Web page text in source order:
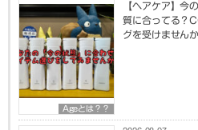
Ageとは？？
【ヘアケア】今
質に合ってる？
グを受けません